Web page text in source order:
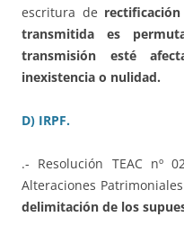
escritura de
transmitida es
transmisión esté
inexistencia o nulidad.
D) IRPF.
.- Resolución TEAC nº
Alteraciones
delimitación de los